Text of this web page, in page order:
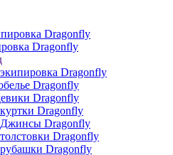
Dragonfly
Dragonfly
Dragonfly
Dragonfly
Dragonfly
Dragonfly
Dragonfly
Dragonfly
Dragonfly